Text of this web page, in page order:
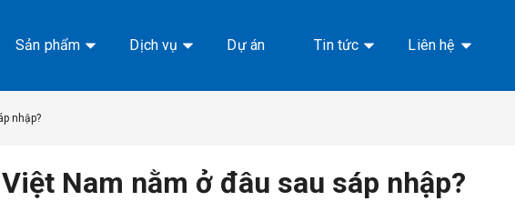
Sản phẩm Dịch vụ Dự án Tin tức Liên hệ
nhập?
Nam nằm ở đâu sau sáp nhập?